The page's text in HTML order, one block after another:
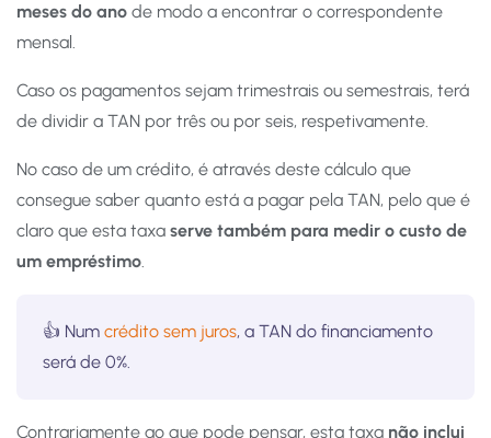
meses do ano de modo a encontrar o correspondente
mensal.
Caso os pagamentos sejam trimestrais ou semestrais, terá
de dividir a TAN por três ou por seis, respetivamente.
No caso de um crédito, é através deste cálculo que
consegue saber quanto está a pagar pela TAN, pelo que é
claro que esta taxa serve também para medir o custo de
um empréstimo.
👍 Num crédito sem juros, a TAN do financiamento
será de 0%.
Contrariamente ao que pode pensar, esta taxa não inclui